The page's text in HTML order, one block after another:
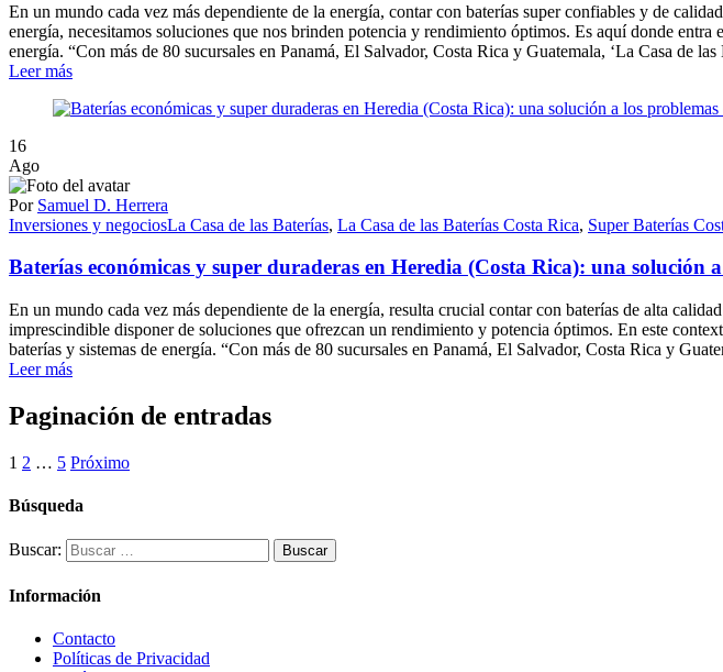
En un mundo cada vez más dependiente de la energía, contar con baterías super confiables y de
energía, necesitamos soluciones que nos brinden potencia y rendimiento óptimos. Es aquí donde
energía. “Con más de 80 sucursales en Panamá, El Salvador, Costa Rica y Guatemala, ‘La Casa de
Leer más
16
Ago
Por Samuel D. Herrera
Inversiones y negociosLa Casa de las Baterías, La Casa de las Baterías Costa Rica, Super Baterías
Baterías económicas y super duraderas en Heredia (Costa Rica): una solución
En un mundo cada vez más dependiente de la energía, resulta crucial contar con baterías de alta
imprescindible disponer de soluciones que ofrezcan un rendimiento y potencia óptimos. En este
baterías y sistemas de energía. “Con más de 80 sucursales en Panamá, El Salvador, Costa Rica y
Leer más
Paginación de entradas
1 2 … 5 Próximo
Búsqueda
Buscar:
Información
Contacto
Políticas de Privacidad